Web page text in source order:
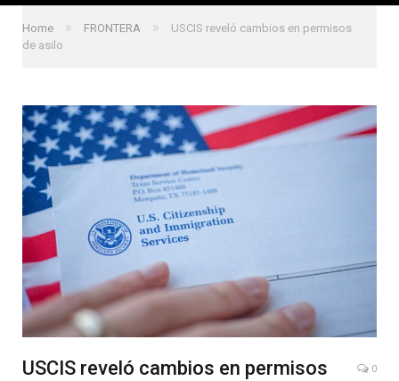
Home » FRONTERA »
USCIS reveló cambios en permisos
de asilo
USCIS reveló cambios en permisos
0